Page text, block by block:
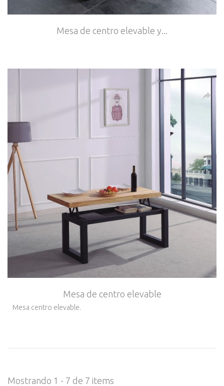
Mesa de centro elevable y...
Mesa de centro elevable
Mesa centro elevable.
Mostrando 1 - 7 de 7 items